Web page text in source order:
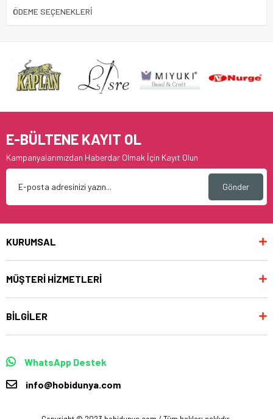
ÖDEME SEÇENEKLERI
E-BÜLTENE KAYIT OL
Kampanyalarımızdan Haberdar Olmak İçin Kayıt Olun
Gönder
KURUMSAL
MÜŞTERİ HİZMETLERİ
BİLGİLER
WhatsApp Destek
info@hobidunya.com